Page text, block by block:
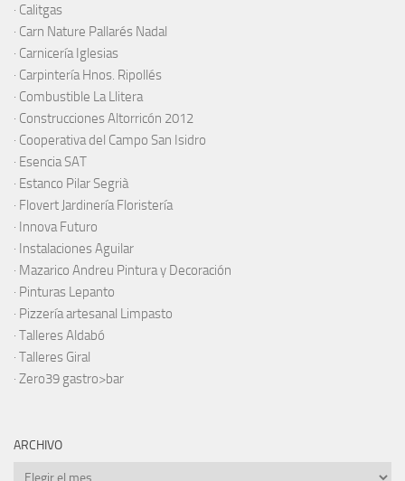
· Calitgas
· Carn Nature Pallarés Nadal
· Carnicería Iglesias
· Carpintería Hnos. Ripollés
· Combustible La Llitera
· Construcciones Altorricón 2012
· Cooperativa del Campo San Isidro
· Esencia SAT
· Estanco Pilar Segrià
· Flovert Jardinería Floristería
· Innova Futuro
· Instalaciones Aguilar
· Mazarico Andreu Pintura y Decoración
· Pinturas Lepanto
· Pizzería artesanal Limpasto
· Talleres Aldabó
· Talleres Giral
· Zero39 gastro>bar
ARCHIVO
Archivo